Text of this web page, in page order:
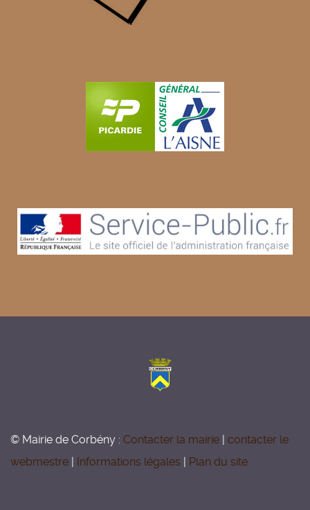
© Mairie de Corbény : Contacter la mairie | contacter le
webmestre | Informations légales | Plan du site